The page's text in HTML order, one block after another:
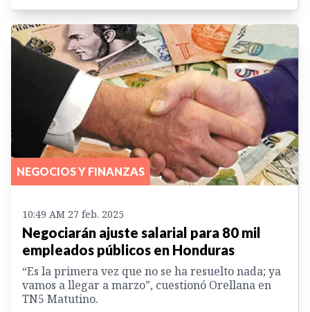
NEGOCIOS Y FINANZAS
10:49 AM 27 feb. 2025
Negociarán ajuste salarial para 80 mil
empleados públicos en Honduras
“Es la primera vez que no se ha resuelto nada; ya
vamos a llegar a marzo”, cuestionó Orellana en
TN5 Matutino.